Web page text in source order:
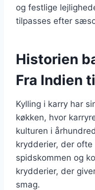
og festlige
tilpasses efter
Historien
Fra Indien
Kylling i karry har
køkken, hvor
kulturen i
krydderier, der
spidskommen og
krydderier, der
smag.